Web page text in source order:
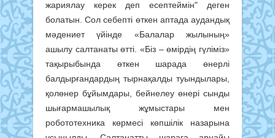
жариялау керек деп есептеймін" деген
болатын. Сол себепті өткен аптада аудандық
мәдениет үйінде «Балалар жылының»
ашылу салтанаты өтті. «Біз – өмірдің гүліміз»
тақырыбында өткен шарада өнерлі
балдырғандардың тырнақалды туындылары,
қолөнер бұйымдары, бейнелеу өнері сынды
шығармашылық жұмыстары мен
робототехника көрмесі көпшілік назарына